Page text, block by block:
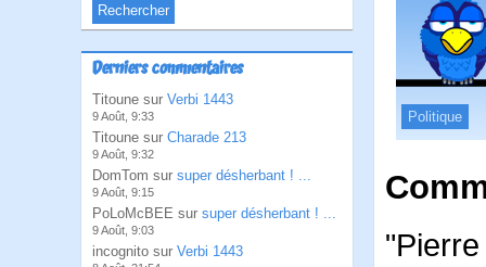
Derniers commentaires
Titoune sur Verbi 1443
9 Août, 9:33
Titoune sur Charade 213
9 Août, 9:32
DomTom sur super désherbant ! ...
9 Août, 9:15
PoLoMcBEE sur super désherbant ! ...
9 Août, 9:03
incognito sur Verbi 1443
Politique